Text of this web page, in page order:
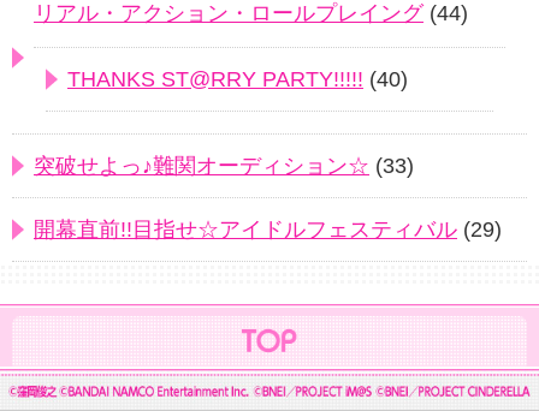
リアル・アクション・ロールプレイング(44)
THANKS ST@RRY PARTY!!!!! (40)
突破せよっ♪難関オーディション☆ (33)
開幕直前!!目指せ☆アイドルフェスティバル (29)